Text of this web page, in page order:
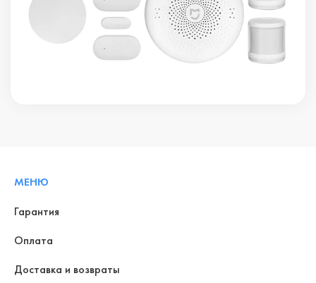
МЕНЮ
Гарантия
Оплата
Доставка и возвраты